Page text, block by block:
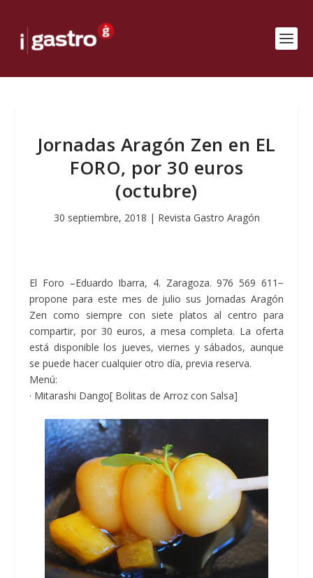
Jornadas Aragón Zen en EL
FORO, por 30 euros
(octubre)
30 septiembre, 2018 | Revista Gastro Aragón
El Foro –Eduardo Ibarra, 4. Zaragoza. 976 569 611−
propone para este mes de julio sus Jornadas Aragón
Zen como siempre con siete platos al centro para
compartir, por 30 euros, a mesa completa. La oferta
está disponible los jueves, viernes y sábados, aunque
se puede hacer cualquier otro día, previa reserva.
Menú:
· Mitarashi Dango[ Bolitas de Arroz con Salsa]